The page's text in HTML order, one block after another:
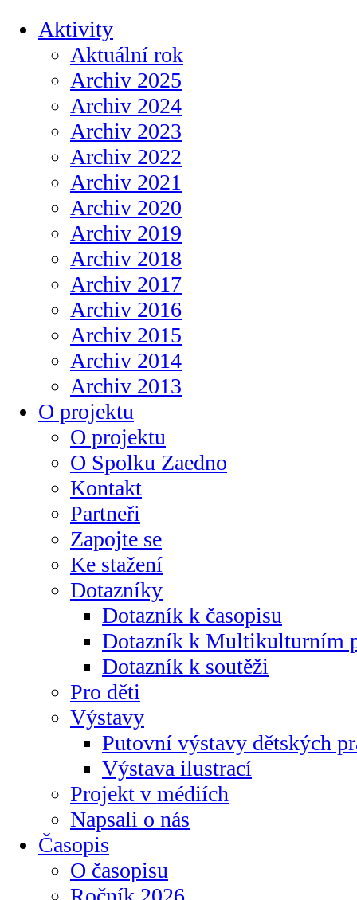
Aktivity
Aktuální rok
Archiv 2025
Archiv 2024
Archiv 2023
Archiv 2022
Archiv 2021
Archiv 2020
Archiv 2019
Archiv 2018
Archiv 2017
Archiv 2016
Archiv 2015
Archiv 2014
Archiv 2013
O projektu
O projektu
O Spolku Zaedno
Kontakt
Partneři
Zapojte se
Ke stažení
Dotazníky
Dotazník k časopisu
Dotazník k Multikulturním
Dotazník k soutěži
Pro děti
Výstavy
Putovní výstavy dětských
Výstava ilustrací
Projekt v médiích
Napsali o nás
Časopis
O časopisu